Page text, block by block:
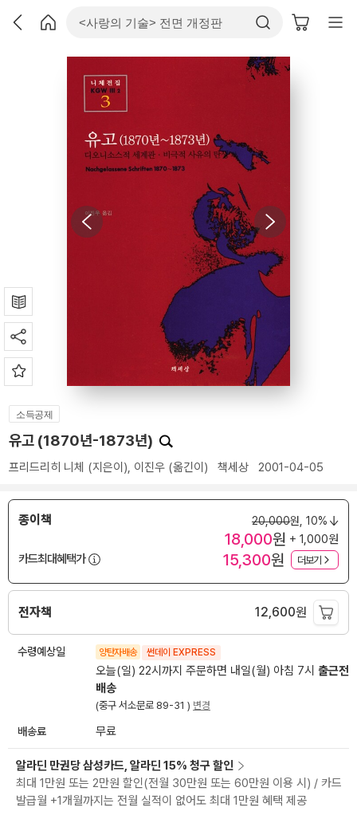
소득공제
유고 (1870년-1873년)
프리드리히 니체 (지은이), 이진우 (옮긴이) 책세상 2001-04-05
종이책 20,000원, 10%
18,000원 + 1,000원
카드최대혜택가
15,300원 더보기
전자책 12,600원
수령예상일 양탄자배송 썬데이 EXPRESS
오늘(일) 22시까지 주문하면 내일(월) 아침 7시 출근전
배송
(중구 서소문로 89-31 ) 변경
배송료 무료
알라딘 만권당 삼성카드, 알라딘 15% 청구 할인
최대 1만원 또는 2만원 할인(전월 30만원 또는 60만원 이용 시) / 카드
발급월 +1개월까지는 전월 실적이 없어도 최대 1만원 혜택 제공